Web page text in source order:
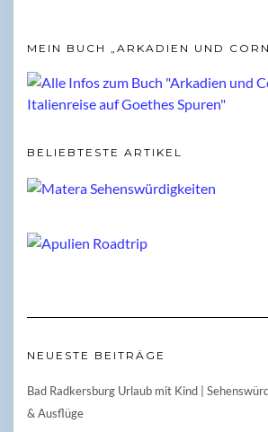
MEIN BUCH „ARKADIEN UND
BELIEBTESTE ARTIKEL
NEUESTE BEITRÄGE
Bad Radkersburg Urlaub mit Kind |
& Ausflüge